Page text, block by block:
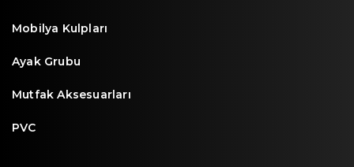
Mobilya Kulpları
Ayak Grubu
Mutfak Aksesuarları
PVC